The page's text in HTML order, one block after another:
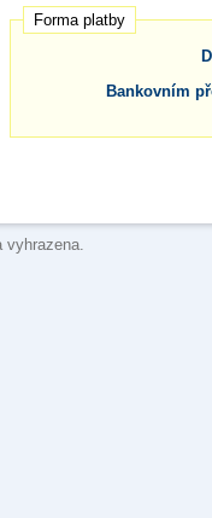
Forma platby
Bankovním
vyhrazena.